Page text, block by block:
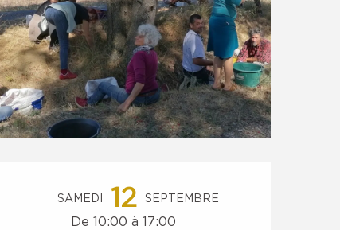
Ouverture et coordonnées
SAMEDI 12 SEPTEMBRE
De 10:00 à 17:00